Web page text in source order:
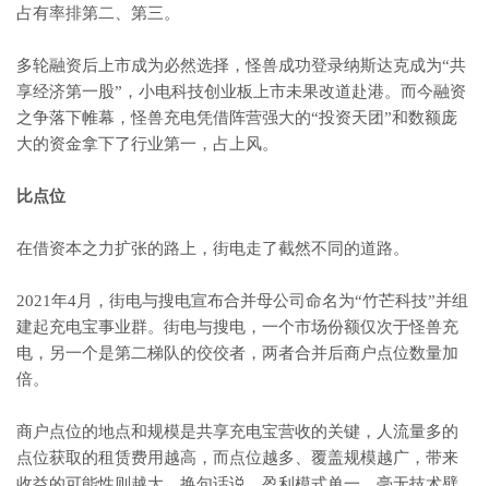
占有率排第二、第三。
多轮融资后上市成为必然选择，怪兽成功登录纳斯达克成为“共
享经济第一股”，小电科技创业板上市未果改道赴港。而今融资
之争落下帷幕，怪兽充电凭借阵营强大的“投资天团”和数额庞
大的资金拿下了行业第一，占上风。
比点位
在借资本之力扩张的路上，街电走了截然不同的道路。
2021年4月，街电与搜电宣布合并母公司命名为“竹芒科技”并组
建起充电宝事业群。街电与搜电，一个市场份额仅次于怪兽充
电，另一个是第二梯队的佼佼者，两者合并后商户点位数量加
倍。
商户点位的地点和规模是共享充电宝营收的关键，人流量多的
点位获取的租赁费用越高，而点位越多、覆盖规模越广，带来